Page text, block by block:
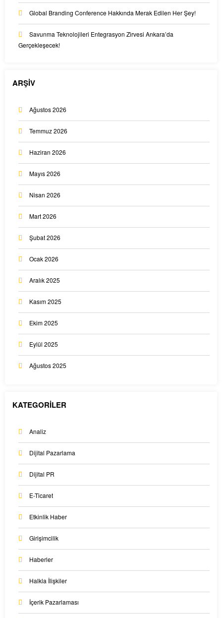
Global Branding Conference Hakkında Merak Edilen Her Şey!
Savunma Teknolojileri Entegrasyon Zirvesi Ankara’da
Gerçekleşecek!
ARŞİV
Ağustos 2026
Temmuz 2026
Haziran 2026
Mayıs 2026
Nisan 2026
Mart 2026
Şubat 2026
Ocak 2026
Aralık 2025
Kasım 2025
Ekim 2025
Eylül 2025
Ağustos 2025
KATEGORİLER
Analiz
Dijital Pazarlama
Dijital PR
E-Ticaret
Etkinlik Haber
Girişimcilik
Haberler
Halkla İlişkiler
İçerik Pazarlaması